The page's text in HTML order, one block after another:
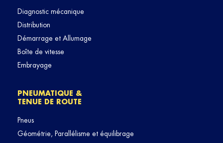
Diagnostic mécanique
Distribution
Démarrage et Allumage
Boîte de vitesse
Embrayage
PNEUMATIQUE &
TENUE DE ROUTE
Pneus
Géométrie, Parallélisme et équilibrage